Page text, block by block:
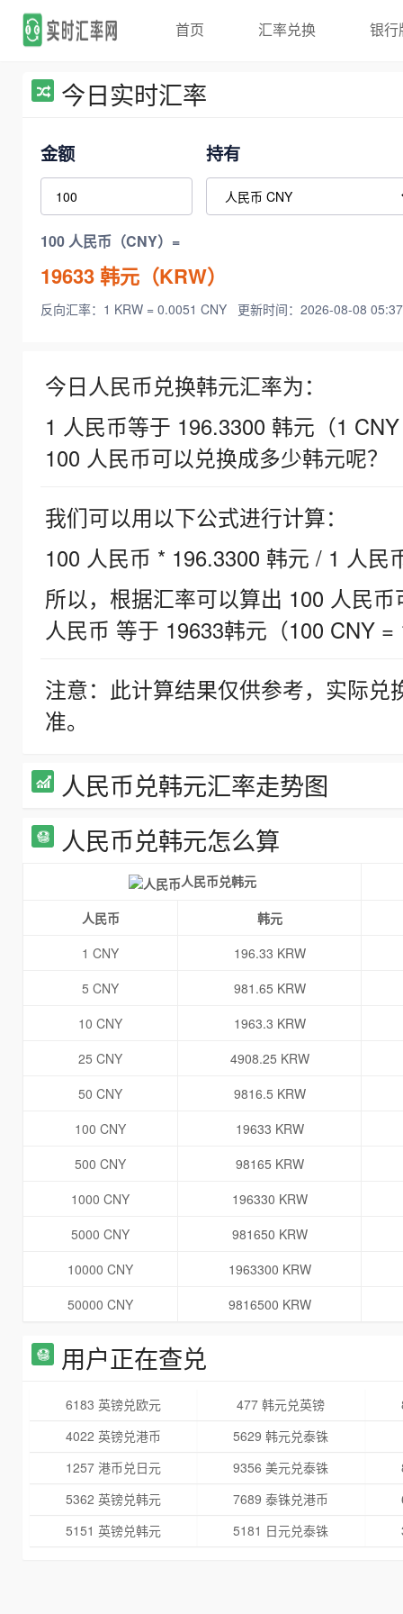
首页 汇率兑换 银行
今日实时汇率
金额 持有
100 人民币（CNY）=
19633韩元（KRW）
反向汇率：1 KRW = 0.0051 CNY 更新时间：2026-08-08
今日人民币兑换韩元汇率为：
1 人民币等于 196.3300 韩元（1
100 人民币可以兑换成多少韩元呢？
我们可以用以下公式进行计算：
100 人民币 * 196.3300 韩元 / 1 人民
所以，根据汇率可以算出 100 人民
人民币 等于 19633韩元（100 CNY =
注意：此计算结果仅供参考，实际
准。
人民币兑韩元汇率走势图
人民币兑韩元怎么算
人民币兑韩元
人民币
韩元
1 CNY
196.33 KRW
5 CNY
981.65 KRW
10 CNY
1963.3 KRW
25 CNY
4908.25 KRW
50 CNY
9816.5 KRW
100 CNY
19633 KRW
500 CNY
98165 KRW
1000 CNY
196330 KRW
5000 CNY
981650 KRW
10000 CNY
1963300 KRW
50000 CNY
9816500 KRW
用户正在查兑
6183 英镑兑欧元 477 韩元兑英镑
4022 英镑兑港币
5629 韩元兑泰铢
1257 港币兑日元
9356 美元兑泰铢
5362 英镑兑韩元
7689 泰铢兑港币
5151 英镑兑韩元
5181 日元兑泰铢